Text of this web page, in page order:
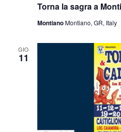
Torna la sagra a
MontianoMontiano, GR, Italy
GIO
11